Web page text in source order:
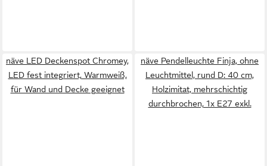
näve LED Deckenspot Chromey,
LED fest integriert, Warmweiß,
für Wand und Decke geeignet
näve Pendelleuchte Finja, ohne
Leuchtmittel, rund D: 40 cm,
Holzimitat, mehrschichtig
durchbrochen, 1x E27 exkl.